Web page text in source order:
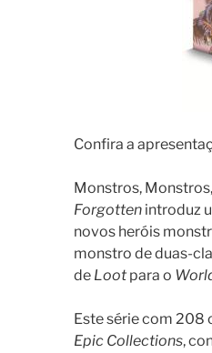
Confira a
Monstros,
Forgotten introduz
novos heróis
monstro de duas-
de Loot para o
Este série com 208
Epic Collections,